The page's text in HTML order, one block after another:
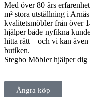
Med över 80 års
m² stora utställning i
kvalitetsmöbler från över
hjälper både nyfikna
hitta rätt – och vi kan
butiken.
Stegbo Möbler hjälper dig
Ångra köp